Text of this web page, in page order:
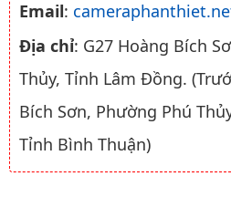
Email:
Địa chỉ: G27 Hoàng Bích
Thủy, Tỉnh Lâm Đồng.
Bích Sơn, Phường Phú
Tỉnh Bình Thuận)